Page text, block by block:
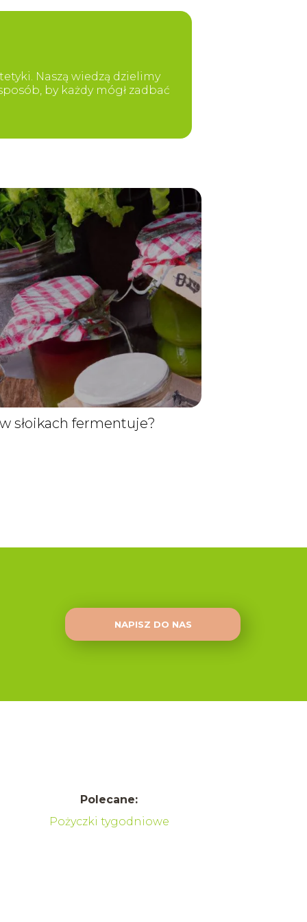
Naszą wiedzą dzielimy
by każdy mógł zadbać
słoikach fermentuje?
NAPISZ DO NAS
Polecane:
Pożyczki tygodniowe